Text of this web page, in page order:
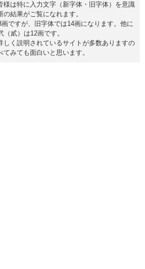
様は特に入力文字（新字体・旧字体）を意識
結果がご覧になれます。
ですが、旧字体では14画になります。他に
貳）は12画です。
しく説明されているサイトが多数ありますの
みても面白いと思います。